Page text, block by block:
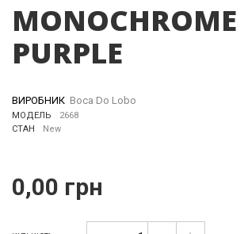
MONOCHROME
PURPLE
ВИРОБНИК Boca Do Lobo
МОДЕЛЬ
2668
СТАН
New
0,00 грн